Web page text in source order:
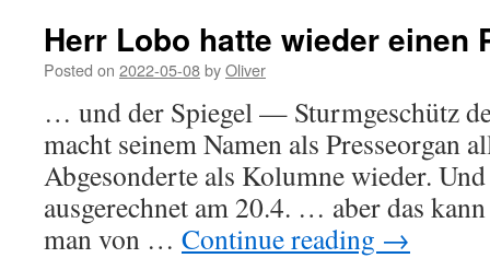
Herr Lobo hatte wieder einen
Posted on 2022-05-08byOliver
… und der Spiegel — Sturmgeschütz
macht seinem Namen als Presseorgan
Abgesonderte als Kolumne wieder.
ausgerechnet am 20.4. … aber das
man von … Continue reading →